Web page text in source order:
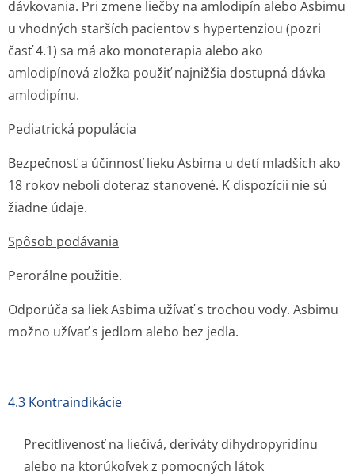
dávkovania. Pri zmene liečby na amlodipín alebo Asbimu
u vhodných starších pacientov s hypertenziou (pozri
časť 4.1) sa má ako monoterapia alebo ako
amlodipínová zložka použiť najnižšia dostupná dávka
amlodipínu.
Pediatrická populácia
Bezpečnosť a účinnosť lieku Asbima u detí mladších ako
18 rokov neboli doteraz stanovené. K dispozícii nie sú
žiadne údaje.
Spôsob podávania
Perorálne použitie.
Odporúča sa liek Asbima užívať s trochou vody. Asbimu
možno užívať s jedlom alebo bez jedla.
4.3 Kontraindikácie
Precitlivenosť na liečivá, deriváty dihydropyridínu
alebo na ktorúkoľvek z pomocných látok